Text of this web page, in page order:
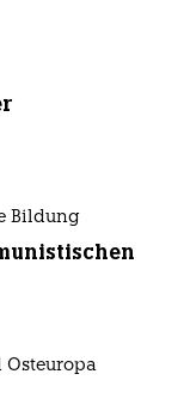
Bildung